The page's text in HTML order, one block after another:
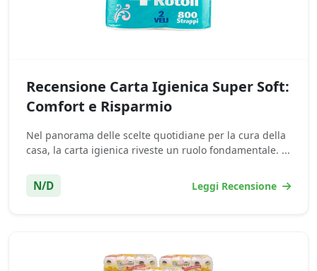
Recensione Carta Igienica Super Soft:
Comfort e Risparmio
Nel panorama delle scelte quotidiane per la cura della
casa, la carta igienica riveste un ruolo fondamentale. ...
N/D Leggi Recensione